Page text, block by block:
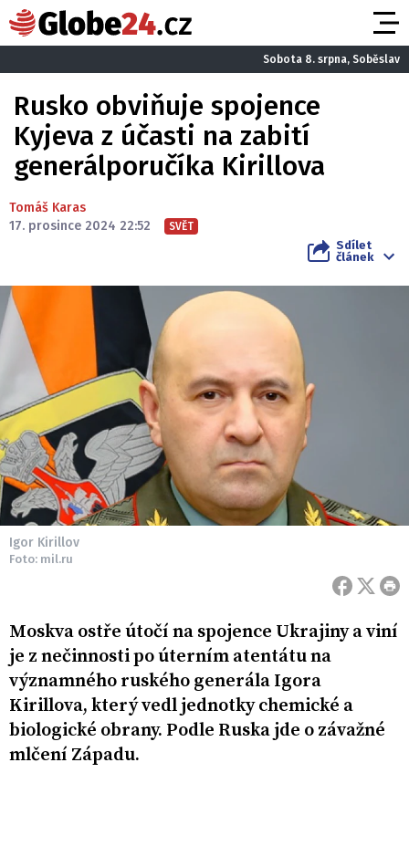
Sobota 8. srpna, Soběslav
Rusko obviňuje spojence
Kyjeva z účasti na zabití
generálporučíka Kirillova
Tomáš Karas
17. prosince 2024 22:52
SVĚT
Sdílet
článek
Igor Kirillov
Foto: mil.ru
Moskva ostře útočí na spojence Ukrajiny a viní
je z nečinnosti po úterním atentátu na
významného ruského generála Igora
Kirillova, který vedl jednotky chemické a
biologické obrany. Podle Ruska jde o závažné
mlčení Západu.